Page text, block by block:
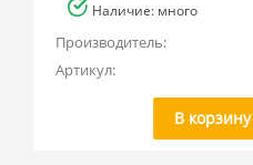
Наличие: много
Производитель:
Артикул:
В корзину